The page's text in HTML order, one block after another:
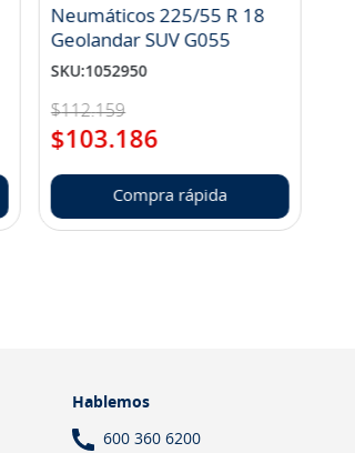
Neumáticos 225/55 R 18
Geolandar SUV G055
SKU:1052950
$112.159
$103.186
Compra rápida
Hablemos
600 360 6200